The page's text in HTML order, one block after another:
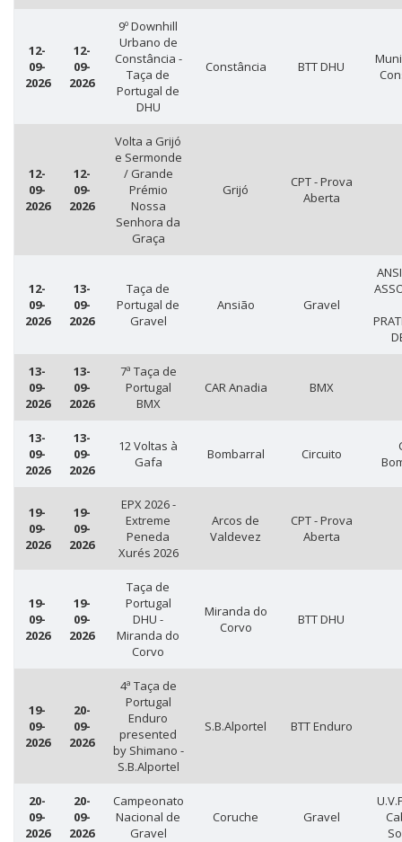
12-
09-
2026
12-
09-
2026
9º Downhill
Urbano de
Constância -
Taça de
Portugal de
DHU
Constância BTT DHU
12-
09-
2026
12-
09-
2026
Volta a Grijó
e Sermonde
/ Grande
Prémio
Nossa
Senhora da
Graça
Grijó
CPT - Prova
Aberta
12-
09-
2026
13-
09-
2026
Taça de
Portugal de
Gravel
Ansião Gravel
13-
09-
2026
13-
09-
2026
7ª Taça de
Portugal
BMX
CAR Anadia BMX
13-
09-
2026
13-
09-
2026
12 Voltas à
Gafa
Bombarral Circuito
19-
09-
2026
19-
09-
2026
EPX 2026 -
Extreme
Peneda
Xurés 2026
Arcos de
Valdevez
CPT - Prova
Aberta
19-
09-
2026
19-
09-
2026
Taça de
Portugal
DHU -
Miranda do
Corvo
Miranda do
Corvo
BTT DHU
19-
09-
2026
20-
09-
2026
4ª Taça de
Portugal
Enduro
presented
by Shimano -
S.B.Alportel
S.B.Alportel BTT Enduro
20-
09-
2026
20-
09-
2026
Campeonato
Nacional de
Gravel
Coruche Gravel